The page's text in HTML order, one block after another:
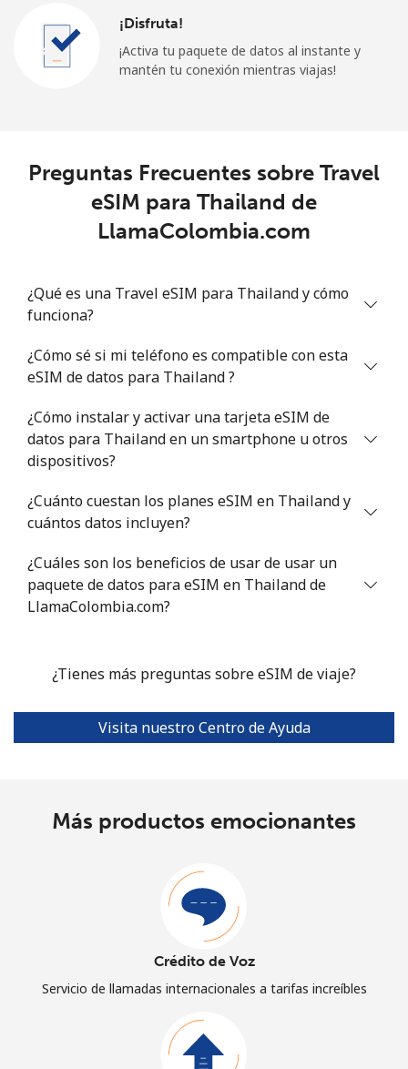
¡Disfruta!
¡Activa tu paquete de datos al instante y
mantén tu conexión mientras viajas!
Preguntas Frecuentes sobre Travel
eSIM para Thailand de
LlamaColombia.com
¿Qué es una Travel eSIM para Thailand y cómo
funciona?
¿Cómo sé si mi teléfono es compatible con esta
eSIM de datos para Thailand ?
¿Cómo instalar y activar una tarjeta eSIM de
datos para Thailand en un smartphone u otros
dispositivos?
¿Cuánto cuestan los planes eSIM en Thailand y
cuántos datos incluyen?
¿Cuáles son los beneficios de usar de usar un
paquete de datos para eSIM en Thailand de
LlamaColombia.com?
¿Tienes más preguntas sobre eSIM de viaje?
Visita nuestro Centro de Ayuda
Más productos emocionantes
Crédito de Voz
Servicio de llamadas internacionales a tarifas increíbles